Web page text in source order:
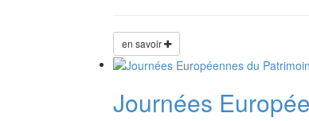
en savoir
Journées